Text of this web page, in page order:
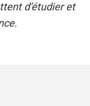
d’étudier et